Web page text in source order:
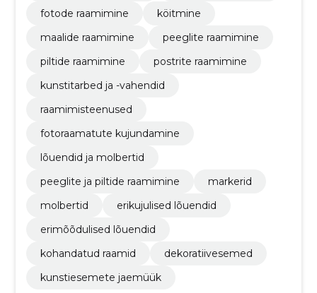
fotode raamimine
köitmine
maalide raamimine
peeglite raamimine
piltide raamimine
postrite raamimine
kunstitarbed ja -vahendid
raamimisteenused
fotoraamatute kujundamine
lõuendid ja molbertid
peeglite ja piltide raamimine
markerid
molbertid
erikujulised lõuendid
erimõõdulised lõuendid
kohandatud raamid
dekoratiivesemed
kunstiesemete jaemüük